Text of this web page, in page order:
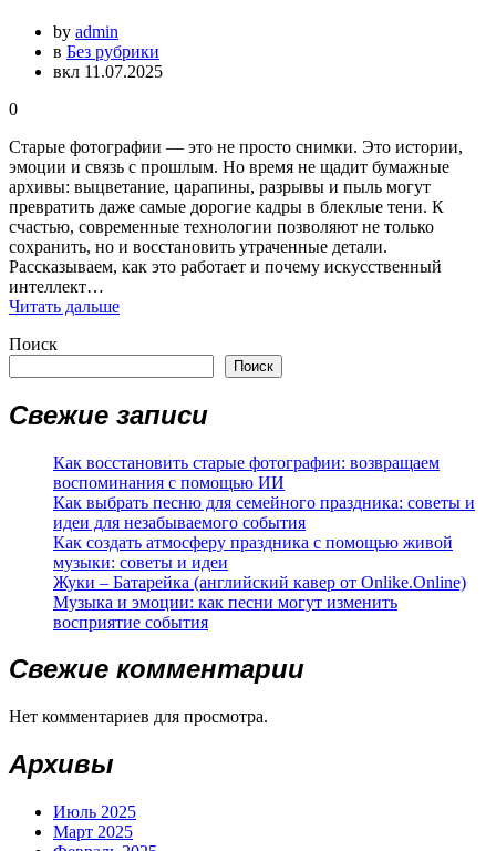
by admin
в Без рубрики
вкл 11.07.2025
0
Старые фотографии — это не просто снимки. Это истории,
эмоции и связь с прошлым. Но время не щадит бумажные
архивы: выцветание, царапины, разрывы и пыль могут
превратить даже самые дорогие кадры в блеклые тени. К
счастью, современные технологии позволяют не только
сохранить, но и восстановить утраченные детали.
Рассказываем, как это работает и почему искусственный
интеллект…
Читать дальше
Поиск
Поиск
Свежие записи
Как восстановить старые фотографии: возвращаем
воспоминания с помощью ИИ
Как выбрать песню для семейного праздника: советы и
идеи для незабываемого события
Как создать атмосферу праздника с помощью живой
музыки: советы и идеи
Жуки – Батарейка (английский кавер от Onlike.Online)
Музыка и эмоции: как песни могут изменить
восприятие события
Свежие комментарии
Нет комментариев для просмотра.
Архивы
Июль 2025
Март 2025